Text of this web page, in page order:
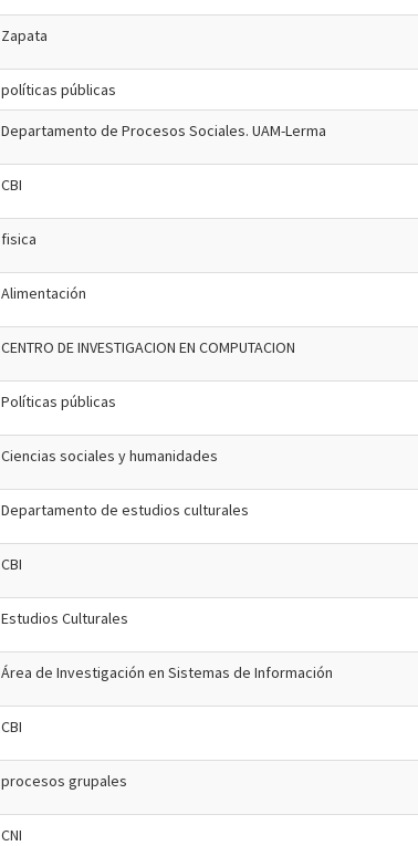
Zapata
políticas públicas
Departamento de Procesos Sociales. UAM-Lerma
CBI
fisica
Alimentación
CENTRO DE INVESTIGACION EN COMPUTACION
Políticas públicas
Ciencias sociales y humanidades
Departamento de estudios culturales
CBI
Estudios Culturales
Área de Investigación en Sistemas de Información
CBI
procesos grupales
CNI